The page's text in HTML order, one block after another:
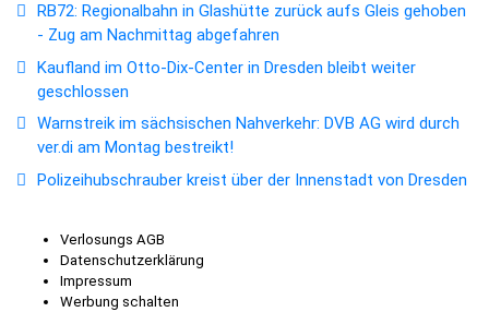
RB72: Regionalbahn in Glashütte zurück aufs Gleis gehoben
- Zug am Nachmittag abgefahren
Kaufland im Otto-Dix-Center in Dresden bleibt weiter
geschlossen
Warnstreik im sächsischen Nahverkehr: DVB AG wird durch
ver.di am Montag bestreikt!
Polizeihubschrauber kreist über der Innenstadt von Dresden
Verlosungs AGB
Datenschutzerklärung
Impressum
Werbung schalten